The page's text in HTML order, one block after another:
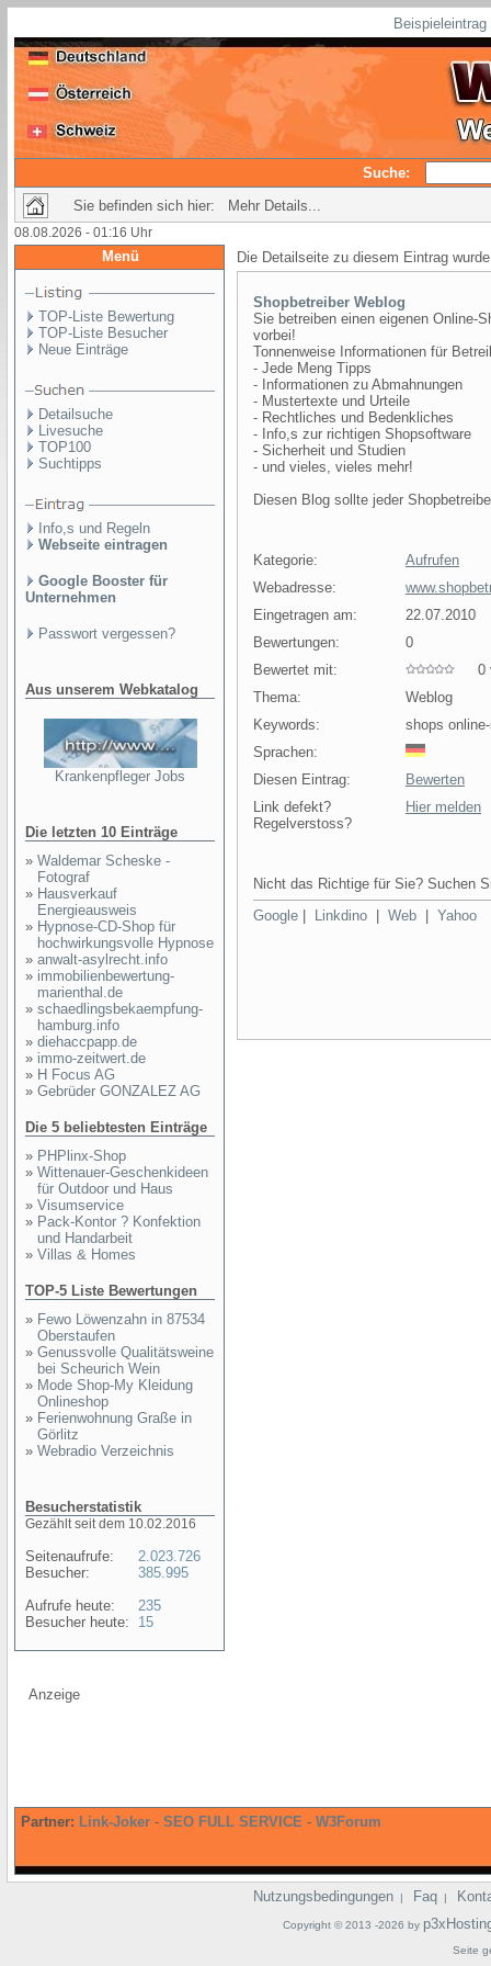
Suche:
Sie befinden sich hier: Mehr Details...
08.08.2026 - 01:16 Uhr
Menü
TOP-Liste Bewertung
TOP-Liste Besucher
Neue Einträge
Detailsuche
Livesuche
TOP100
Suchtipps
Info,s und Regeln
Webseite eintragen
Google Booster für
Unternehmen
Passwort vergessen?
Aus unserem Webkatalog
Krankenpfleger Jobs
Die letzten 10 Einträge
» Waldemar Scheske -
Fotograf
» Hausverkauf
Energieausweis
» Hypnose-CD-Shop für
hochwirkungsvolle Hypnose
» anwalt-asylrecht.info
» immobilienbewertung-
marienthal.de
» schaedlingsbekaempfung-
hamburg.info
» diehaccpapp.de
» immo-zeitwert.de
» H Focus AG
» Gebrüder GONZALEZ AG
Die 5 beliebtesten Einträge
» PHPlinx-Shop
» Wittenauer-Geschenkideen
für Outdoor und Haus
» Visumservice
» Pack-Kontor ? Konfektion
und Handarbeit
» Villas & Homes
TOP-5 Liste Bewertungen
» Fewo Löwenzahn in 87534
Oberstaufen
» Genussvolle Qualitätsweine
bei Scheurich Wein
» Mode Shop-My Kleidung
Onlineshop
» Ferienwohnung Graße in
Görlitz
» Webradio Verzeichnis
Besucherstatistik
Gezählt seit dem 10.02.2016
Seitenaufrufe:
Besucher:
Aufrufe heute:
Besucher heute:
2.023.726
385.995
235
15
Die Detailseite zu diesem Eintrag
Shopbetreiber Weblog
Sie betreiben einen eigenen Online-
vorbei!
Tonnenweise Informationen für
- Jede Meng Tipps
- Informationen zu Abmahnungen
- Mustertexte und Urteile
- Rechtliches und Bedenkliches
- Info,s zur richtigen Shopsoftware
- Sicherheit und Studien
- und vieles, vieles mehr!
Diesen Blog sollte jeder
Kategorie:
Aufrufen
Webadresse:
Eingetragen am:
22.07.2010
Bewertungen:
0
Bewertet mit:
0
Thema:
Weblog
Keywords:
shops
Sprachen:
Diesen Eintrag:
Bewerten
Link defekt?
Regelverstoss?
Hier melden
Nicht das Richtige für Sie? Suchen
Google
Linkdino Web Yahoo
Anzeige
Partner: Link-Joker - SEO FULL SERVICE - W3Forum
Nutzungsbedingungen | Faq |
Copyright © 2013 -2026 by
Seite